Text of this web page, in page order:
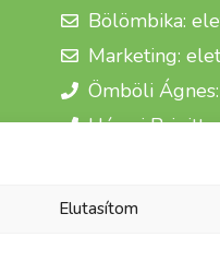
Elutasítom
Bölömbika:
Marketing:
Ömböli
Hárosi